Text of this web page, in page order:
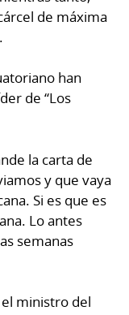
de máxima
han
de “Los
la carta de
y que vaya
Si es que es
Lo antes
semanas
ministro del